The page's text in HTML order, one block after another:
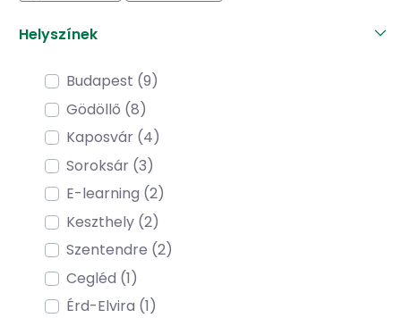
Helyszínek
Budapest (9)
Gödöllő (8)
Kaposvár (4)
Soroksár (3)
E-learning (2)
Keszthely (2)
Szentendre (2)
Cegléd (1)
Érd-Elvira (1)